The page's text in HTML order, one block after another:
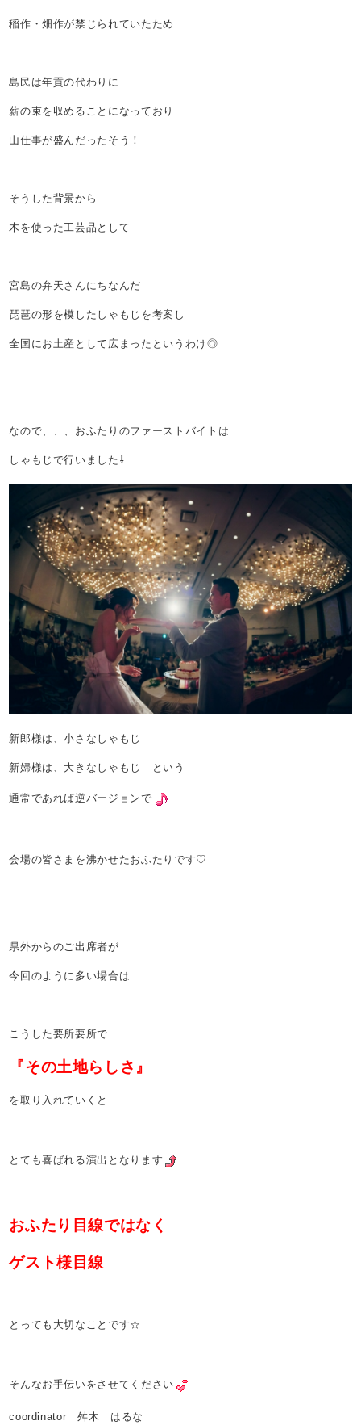
稲作・畑作が禁じられていたため
島民は年貢の代わりに
薪の束を収めることになっており
山仕事が盛んだったそう！
そうした背景から
木を使った工芸品として
宮島の弁天さんにちなんだ
琵琶の形を模したしゃもじを考案し
全国にお土産として広まったというわけ◎
なので、、、おふたりのファーストバイトは
しゃもじで行いました⇩
新郎様は、小さなしゃもじ
新婦様は、大きなしゃもじ という
通常であれば逆バージョンで
会場の皆さまを沸かせたおふたりです♡
県外からのご出席者が
今回のように多い場合は
こうした要所要所で
『その土地らしさ』
を取り入れていくと
とても喜ばれる演出となります
おふたり目線ではなく
ゲスト様目線
とっても大切なことです☆
そんなお手伝いをさせてください
coordinator 舛木 はるな